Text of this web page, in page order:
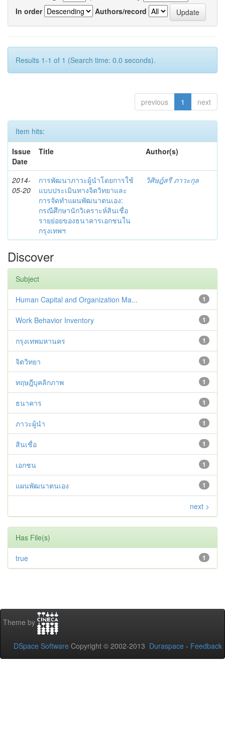
In order
Authors/record
Results 1-1 of 1 (Search time: 0.0 seconds).
previous 1 next
Item hits:
Issue
Date
Title Author(s)
2014-
05-20
การพัฒนาภาวะผู้นำโดยการใช้
แบบประเมินทางจิตวิทยาและ
การจัดทำแผนพัฒนาตนเอง:
กรณีศึกษานักวิเคราะห์สินเชื่อ
รายย่อยของธนาคารเอกชนใน
กรุงเทพฯ
วิศิษฎ์สรี ภาวะกุล
Discover
Subject
1
Human Capital and Organization Ma...
1
Work Behavior Inventory
1
กรุงเทพมหานคร
1
จิตวิทยา
1
ทฤษฎีบุคลิกภาพ
1
ธนาคาร
1
ภาวะผู้นำ
1
สินเชื่อ
1
เอกชน
1
แผนพัฒนาตนเอง
next >
Has File(s)
1
true
Theme by
DSpace Software Copyright © 2002-2013 Duraspace - Feedback